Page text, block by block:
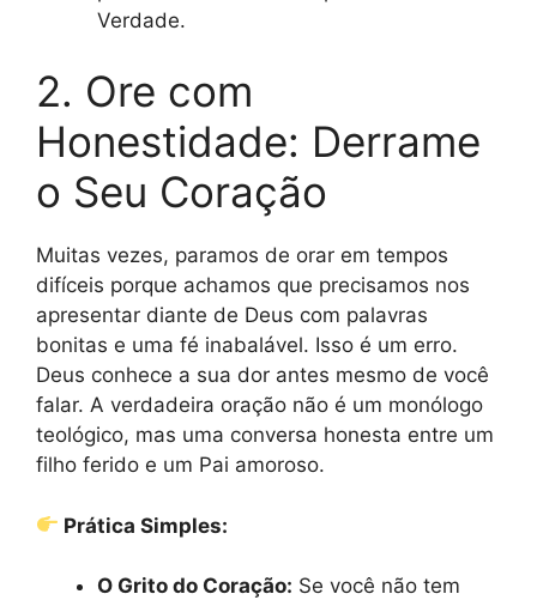
Verdade.
2. Ore com
Honestidade: Derrame
o Seu Coração
Muitas vezes, paramos de orar em tempos
difíceis porque achamos que precisamos nos
apresentar diante de Deus com palavras
bonitas e uma fé inabalável. Isso é um erro.
Deus conhece a sua dor antes mesmo de você
falar. A verdadeira oração não é um monólogo
teológico, mas uma conversa honesta entre um
filho ferido e um Pai amoroso.
Prática Simples:
O Grito do Coração: Se você não tem